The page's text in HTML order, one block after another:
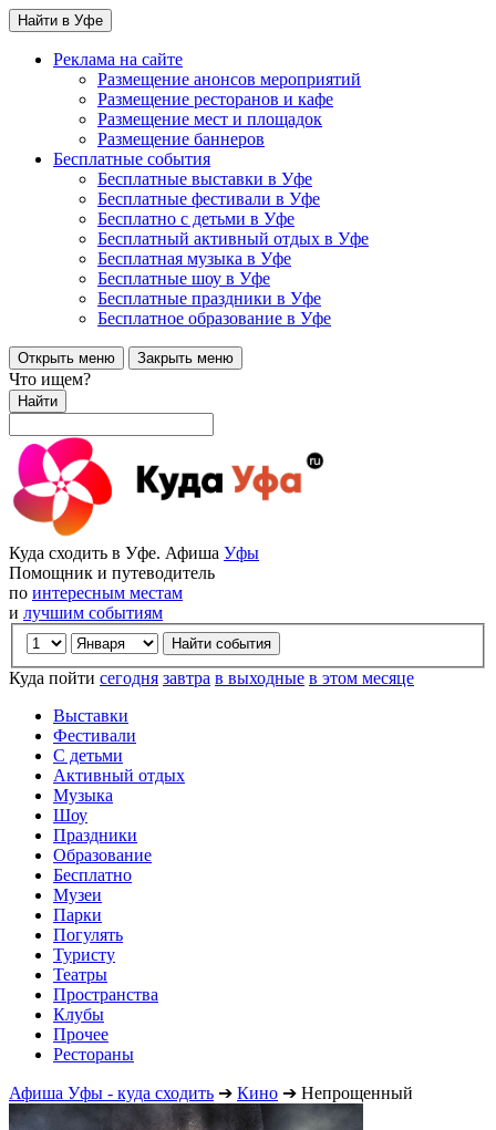
Найти в Уфе
Реклама на сайте
Размещение анонсов мероприятий
Размещение ресторанов и кафе
Размещение мест и площадок
Размещение баннеров
Бесплатные события
Бесплатные выставки в Уфе
Бесплатные фестивали в Уфе
Бесплатно с детьми в Уфе
Бесплатный активный отдых в Уфе
Бесплатная музыка в Уфе
Бесплатные шоу в Уфе
Бесплатные праздники в Уфе
Бесплатное образование в Уфе
Открыть меню Закрыть меню
Что ищем?
Найти
Куда сходить в Уфе. Афиша Уфы
Помощник и путеводитель
по интересным местам
и лучшим событиям
Куда пойти сегодня завтра в выходные в этом месяце
Выставки
Фестивали
С детьми
Активный отдых
Музыка
Шоу
Праздники
Образование
Бесплатно
Музеи
Парки
Погулять
Туристу
Театры
Пространства
Клубы
Прочее
Рестораны
Афиша Уфы - куда сходить ➔ Кино ➔ Непрощенный